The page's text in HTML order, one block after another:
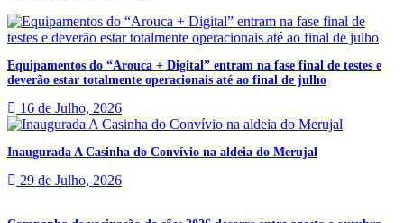
Equipamentos do “Arouca + Digital” entram na fase final de testes e
deverão estar totalmente operacionais até ao final de julho
16 de Julho, 2026
Inaugurada A Casinha do Convívio na aldeia do Merujal
29 de Julho, 2026